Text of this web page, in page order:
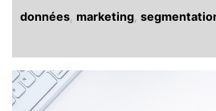
données marketing